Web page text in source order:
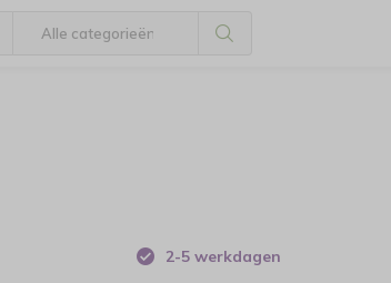
2-5 werkdagen